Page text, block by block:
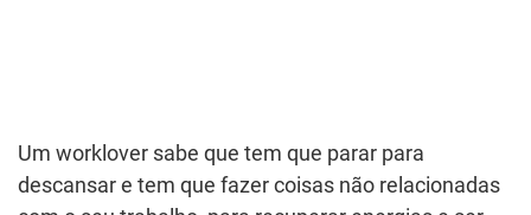
Um worklover sabe que tem que parar para
descansar e tem que fazer coisas não relacionadas